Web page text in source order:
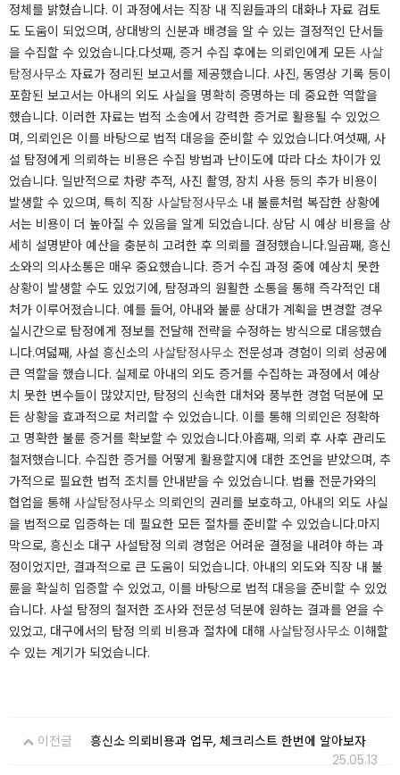
정체를 밝혔습니다. 이 과정에서는 직장 내 직원들과의 대화나 자료 검토
도 도움이 되었으며, 상대방의 신분과 배경을 알 수 있는 결정적인 단서들
을 수집할 수 있었습니다.​​​​다섯째, 증거 수집 후에는 의뢰인에게 모든 사살
탐정사무소 자료가 정리된 보고서를 제공했습니다. 사진, 동영상 기록 등이
포함된 보고서는 아내의 외도 사실을 명확히 증명하는 데 중요한 역할을
했습니다. 이러한 자료는 법적 소송에서 강력한 증거로 활용될 수 있었으
며, 의뢰인은 이를 바탕으로 법적 대응을 준비할 수 있었습니다.​​​​여섯째, 사
설 탐정에게 의뢰하는 비용은 수집 방법과 난이도에 따라 다소 차이가 있
었습니다. 일반적으로 차량 추적, 사진 촬영, 장치 사용 등의 추가 비용이
발생할 수 있으며, 특히 직장 사살탐정사무소 내 불륜처럼 복잡한 상황에
서는 비용이 더 높아질 수 있음을 알게 되었습니다. 상담 시 예상 비용을 상
세히 설명받아 예산을 충분히 고려한 후 의뢰를 결정했습니다.​​​일곱째, 흥신
소와의 의사소통은 매우 중요했습니다. 증거 수집 과정 중에 예상치 못한
상황이 발생할 수도 있었기에, 탐정과의 원활한 소통을 통해 즉각적인 대
처가 이루어졌습니다. 예를 들어, 아내와 불륜 상대가 계획을 변경할 경우
실시간으로 탐정에게 정보를 전달해 전략을 수정하는 방식으로 대응했습
니다.​​​​여덟째, 사설 흥신소의 사살탐정사무소 전문성과 경험이 의뢰 성공에
큰 역할을 했습니다. 실제로 아내의 외도 증거를 수집하는 과정에서 예상
치 못한 변수들이 많았지만, 탐정의 신속한 대처와 풍부한 경험 덕분에 모
든 상황을 효과적으로 처리할 수 있었습니다. 이를 통해 의뢰인은 정확하
고 명확한 불륜 증거를 확보할 수 있었습니다.​​​​아홉째, 의뢰 후 사후 관리도
철저했습니다. 수집한 증거를 어떻게 활용할지에 대한 조언을 받았으며, 추
가적으로 필요한 법적 조치를 안내받을 수 있었습니다. 법률 전문가와의
협업을 통해 사살탐정사무소 의뢰인의 권리를 보호하고, 아내의 외도 사실
을 법적으로 입증하는 데 필요한 모든 절차를 준비할 수 있었습니다.​​​마지
막으로, 흥신소 대구 사설탐정 의뢰 경험은 어려운 결정을 내려야 하는 과
정이었지만, 결과적으로 큰 도움이 되었습니다. 아내의 외도와 직장 내 불
륜을 확실히 입증할 수 있었고, 이를 바탕으로 법적 대응을 준비할 수 있었
습니다. 사설 탐정의 철저한 조사와 전문성 덕분에 원하는 결과를 얻을 수
있었고, 대구에서의 탐정 의뢰 비용과 절차에 대해 사살탐정사무소 이해할
수 있는 계기가 되었습니다.​​​​
이전글
흥신소 의뢰비용과 업무, 체크리스트 한번에 알아보자
25.05.13